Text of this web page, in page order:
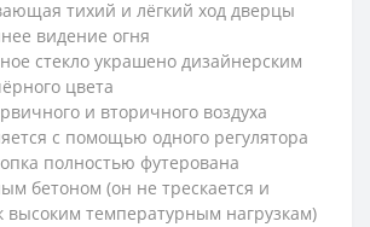
тихий и лёгкий ход дверцы
видение огня
стекло украшено дизайнерским
цвета
и вторичного воздуха
с помощью одного регулятора
полностью футерована
бетоном (он не трескается и
высоким температурным нагрузкам)